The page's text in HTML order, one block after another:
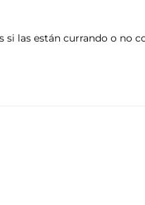
si las están currando o no